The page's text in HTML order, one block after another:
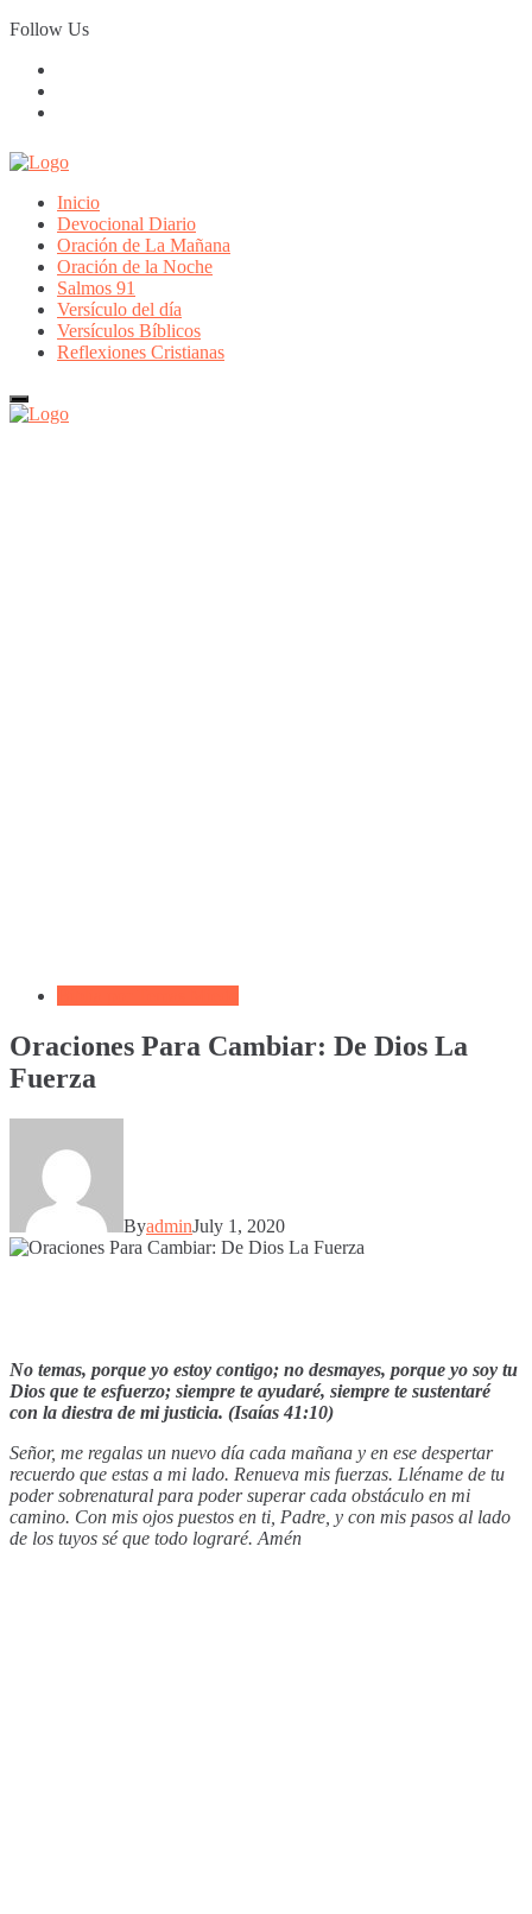
Skip
to
Follow Us
Inicio
Devocional Diario
Oración de La Mañana
Oración de la Noche
Salmos 91
Versículo del día
Versículos Bíblicos
Reflexiones Cristianas
Oraciones Para Cambiar: De Dios La
Fuerza
ByadminJuly 1, 2020
No temas, porque yo estoy contigo; no desmayes, porque yo soy tu
Dios que te esfuerzo; siempre te ayudaré, siempre te sustentaré
con la diestra de mi justicia. (Isaías 41:10)
Señor, me regalas un nuevo día cada mañana y en ese despertar
recuerdo que estas a mi lado. Renueva mis fuerzas. Lléname de tu
poder sobrenatural para poder superar cada obstáculo en mi
camino. Con mis ojos puestos en ti, Padre, y con mis pasos al lado
de los tuyos sé que todo lograré. Amén